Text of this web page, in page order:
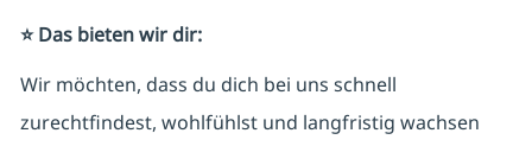
⭐ Das bieten wir dir:
Wir möchten, dass du dich bei uns schnell
zurechtfindest, wohlfühlst und langfristig wachsen